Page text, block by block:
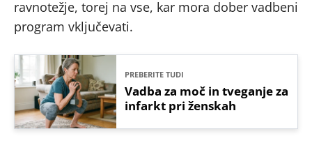
ravnotežje, torej na vse, kar mora dober vadbeni
program vključevati.
PREBERITE TUDI
Vadba za moč in tveganje za
infarkt pri ženskah